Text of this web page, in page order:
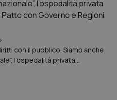
con il pubblico. Siamo anche
l’ospedalità privata